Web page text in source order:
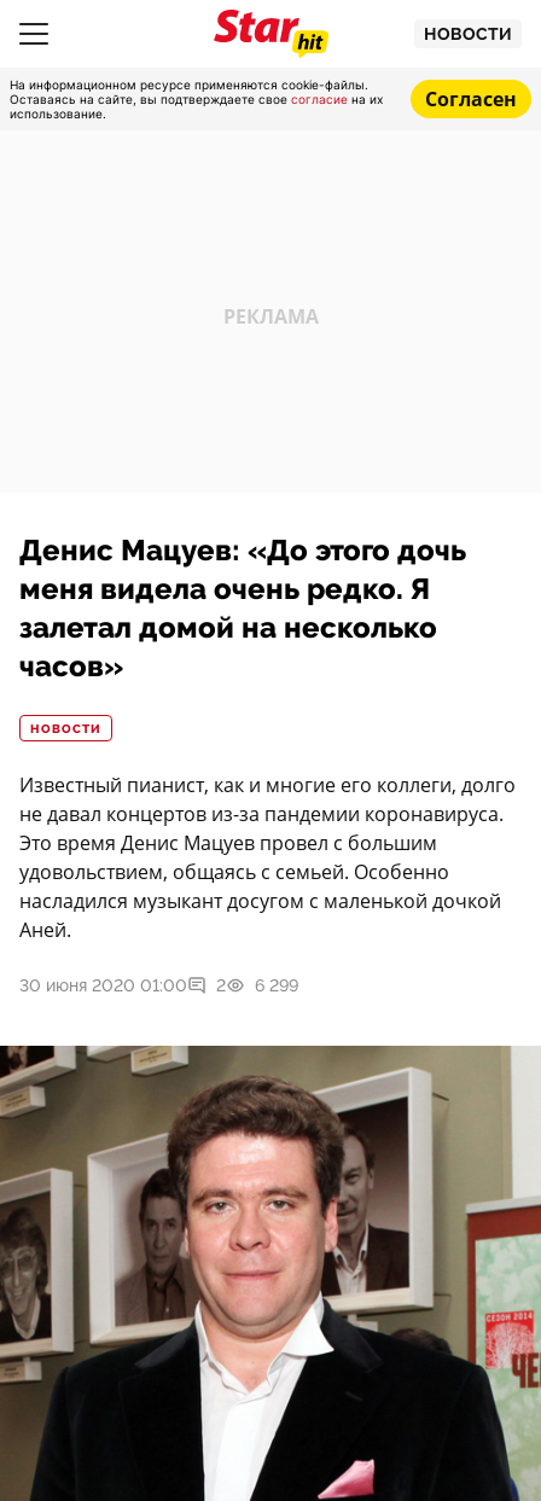
НОВОСТИ
На информационном ресурсе применяются cookie-файлы.
Оставаясь на сайте, вы подтверждаете свое согласие на их
использование.
Согласен
Денис Мацуев: «До этого дочь
меня видела очень редко. Я
залетал домой на несколько
часов»
НОВОСТИ
Известный пианист, как и многие его коллеги, долго
не давал концертов из-за пандемии коронавируса.
Это время Денис Мацуев провел с большим
удовольствием, общаясь с семьей. Особенно
насладился музыкант досугом с маленькой дочкой
Аней.
30 июня 2020 01:00 2 6 299